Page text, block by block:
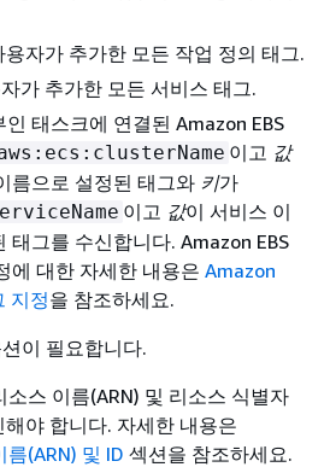
자가 추가한 모든 작업 정의 태그.
가 추가한 모든 서비스 태그.
태스크에 연결된 Amazon EBS
이고 값
름으로 설정된 태그와 키가
이고 값이 서비스 이
태그를 수신합니다. Amazon EBS
에 대한 자세한 내용은 Amazon
지정을 참조하세요.
이 필요합니다.
스 이름(ARN) 및 리소스 식별자
야 합니다. 자세한 내용은
(ARN) 및 ID 섹션을 참조하세요.